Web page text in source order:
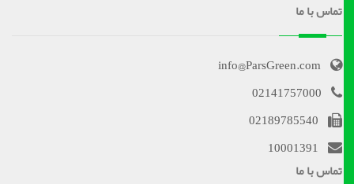
تماس با ما
info@ParsGreen.com
02141757000
02189785540
10001391
تماس با ما